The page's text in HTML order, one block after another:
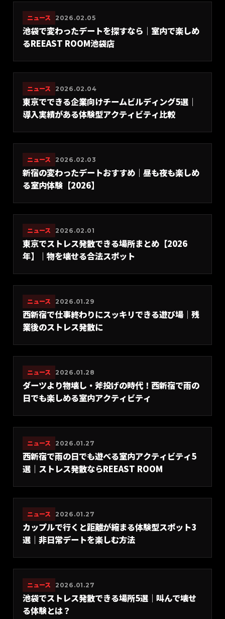
ニュース 2026.02.05
池袋で変わったデートを探すなら｜室内で楽しめ
るREEAST ROOM池袋店
ニュース 2026.02.04
東京でできる企業向けチームビルディング5選｜
導入実績がある体験型アクティビティ比較
ニュース 2026.02.03
新宿の変わったデートおすすめ｜昼も夜も楽しめ
る室内体験【2026】
ニュース 2026.02.01
東京でストレス発散できる場所まとめ【2026
年】｜物を壊せる合法スポット
ニュース 2026.01.29
西新宿で仕事終わりにスッキリできる遊び場｜残
業後のストレス発散に
ニュース 2026.01.28
ダーツより物壊し・斧投げの時代！西新宿で雨の
日でも楽しめる室内アクティビティ
ニュース 2026.01.27
西新宿で雨の日でも遊べる室内アクティビティ5
選｜ストレス発散ならREEAST ROOM
ニュース 2026.01.27
カップルで行くと距離が縮まる体験型スポット3
選｜非日常デートを楽しむ方法
ニュース 2026.01.27
池袋でストレス発散できる場所5選｜叫んで壊せ
る体験とは？